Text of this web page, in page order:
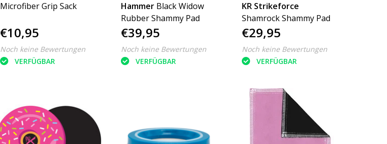
Microfiber Grip Sack
€10,95
Noch keine Bewertungen
VERFÜGBAR
Hammer Black Widow
Rubber Shammy Pad
€39,95
Noch keine Bewertungen
VERFÜGBAR
KR Strikeforce
Shamrock Shammy Pad
€29,95
Noch keine Bewertungen
VERFÜGBAR